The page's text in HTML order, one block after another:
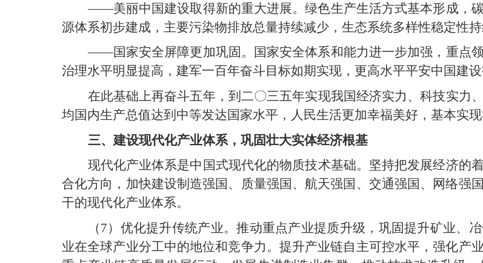
——美丽中国建设取得新的重大进展。绿色生产生活方式基本形成，
源体系初步建成，主要污染物排放总量持续减少，生态系统多样性稳定性持
——国家安全屏障更加巩固。国家安全体系和能力进一步加强，重点
治理水平明显提高，建军一百年奋斗目标如期实现，更高水平平安中国建设
在此基础上再奋斗五年，到二〇三五年实现我国经济实力、科技实力
均国内生产总值达到中等发达国家水平，人民生活更加幸福美好，基本实现
三、建设现代化产业体系，巩固壮大实体经济根基
现代化产业体系是中国式现代化的物质技术基础。坚持把发展经济的
合化方向，加快建设制造强国、质量强国、航天强国、交通强国、网络强
干的现代化产业体系。
（7）优化提升传统产业。推动重点产业提质升级，巩固提升矿业、
业在全球产业分工中的地位和竞争力。提升产业链自主可控水平，强化产